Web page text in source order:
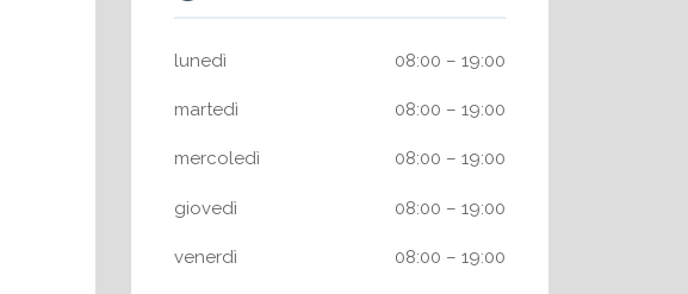
lunedì 08:00 – 19:00
martedì 08:00 – 19:00
mercoledì 08:00 – 19:00
giovedì 08:00 – 19:00
venerdì 08:00 – 19:00